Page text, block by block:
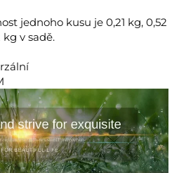
jednoho kusu je 0,21 kg, 0,52
v sadě.